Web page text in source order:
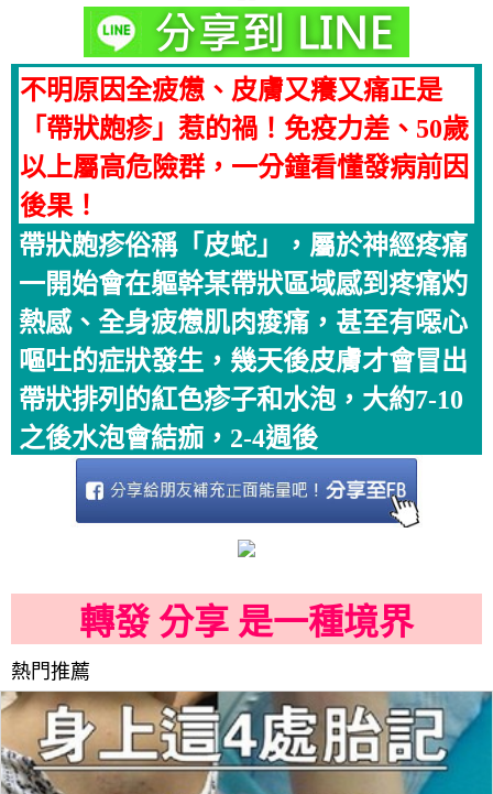
不明原因全疲憊、皮膚又癢又痛正是
「帶狀皰疹」惹的禍！免疫力差、50歲
以上屬高危險群，一分鐘看懂發病前因
後果！
帶狀皰疹俗稱「皮蛇」，屬於神經疼痛
一開始會在軀幹某帶狀區域感到疼痛灼
熱感、全身疲憊肌肉痠痛，甚至有噁心
嘔吐的症狀發生，幾天後皮膚才會冒出
帶狀排列的紅色疹子和水泡，大約7-10
之後水泡會結痂，2-4週後
轉發 分享 是一種境界
熱門推薦